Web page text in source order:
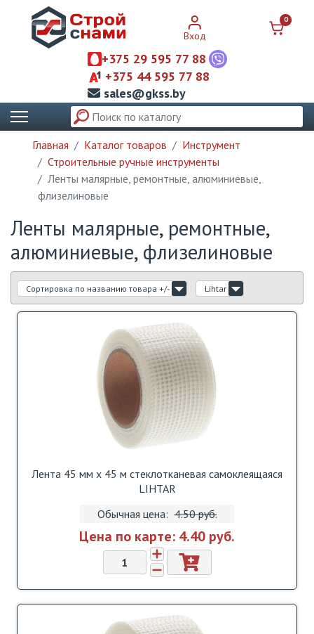
+375 29 595 77 88
+375 44 595 77 88
sales@gkss.by
Вход
0
Главная Каталог товаров
Инструмент
Строительные ручные инструменты
Ленты малярные, ремонтные, алюминиевые,
флизелиновые
Ленты малярные, ремонтные,
алюминиевые, флизелиновые
Сортировка по названию товара +/- Lihtar
Лента 45 мм х 45 м стеклотканевая самоклеящаяся
LIHTAR
Обычная цена: 4.50 pуб.
Цена по карте: 4.40 pуб.